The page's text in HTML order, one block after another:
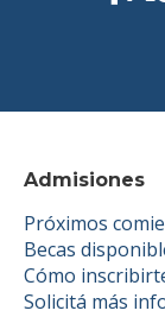
Admisiones
Próximos
Becas
Cómo
Solicitá más